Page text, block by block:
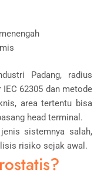
Padang, radius
IEC 62305 dan metode
area tertentu bisa
head terminal.
sistemnya salah,
risiko sejak awal.